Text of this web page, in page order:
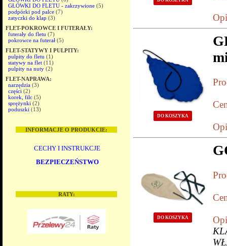
GŁÓWKI DO FLETU - zakrzywione (5)
podpórki pod palce (7)
zatyczki do klap (3)
FLET-POKROWCE I FUTERAŁY:
futerały do fletu (7)
pokrowce na futerał (5)
FLET-STATYWY I PULPITY:
pulpity do fletu (1)
statywy na flet (11)
pulpity na nuty (2)
FLET-NAPRAWA:
narzędzia (3)
części (2)
korek, filc (5)
sprężynki (2)
poduszki (13)
INFORMACJE O PRODUKCIE:
CECHY I INSTRUKCJE
BEZPIECZEŃSTWO
RATY:
DO KOSZYKA
DO KOSZYKA